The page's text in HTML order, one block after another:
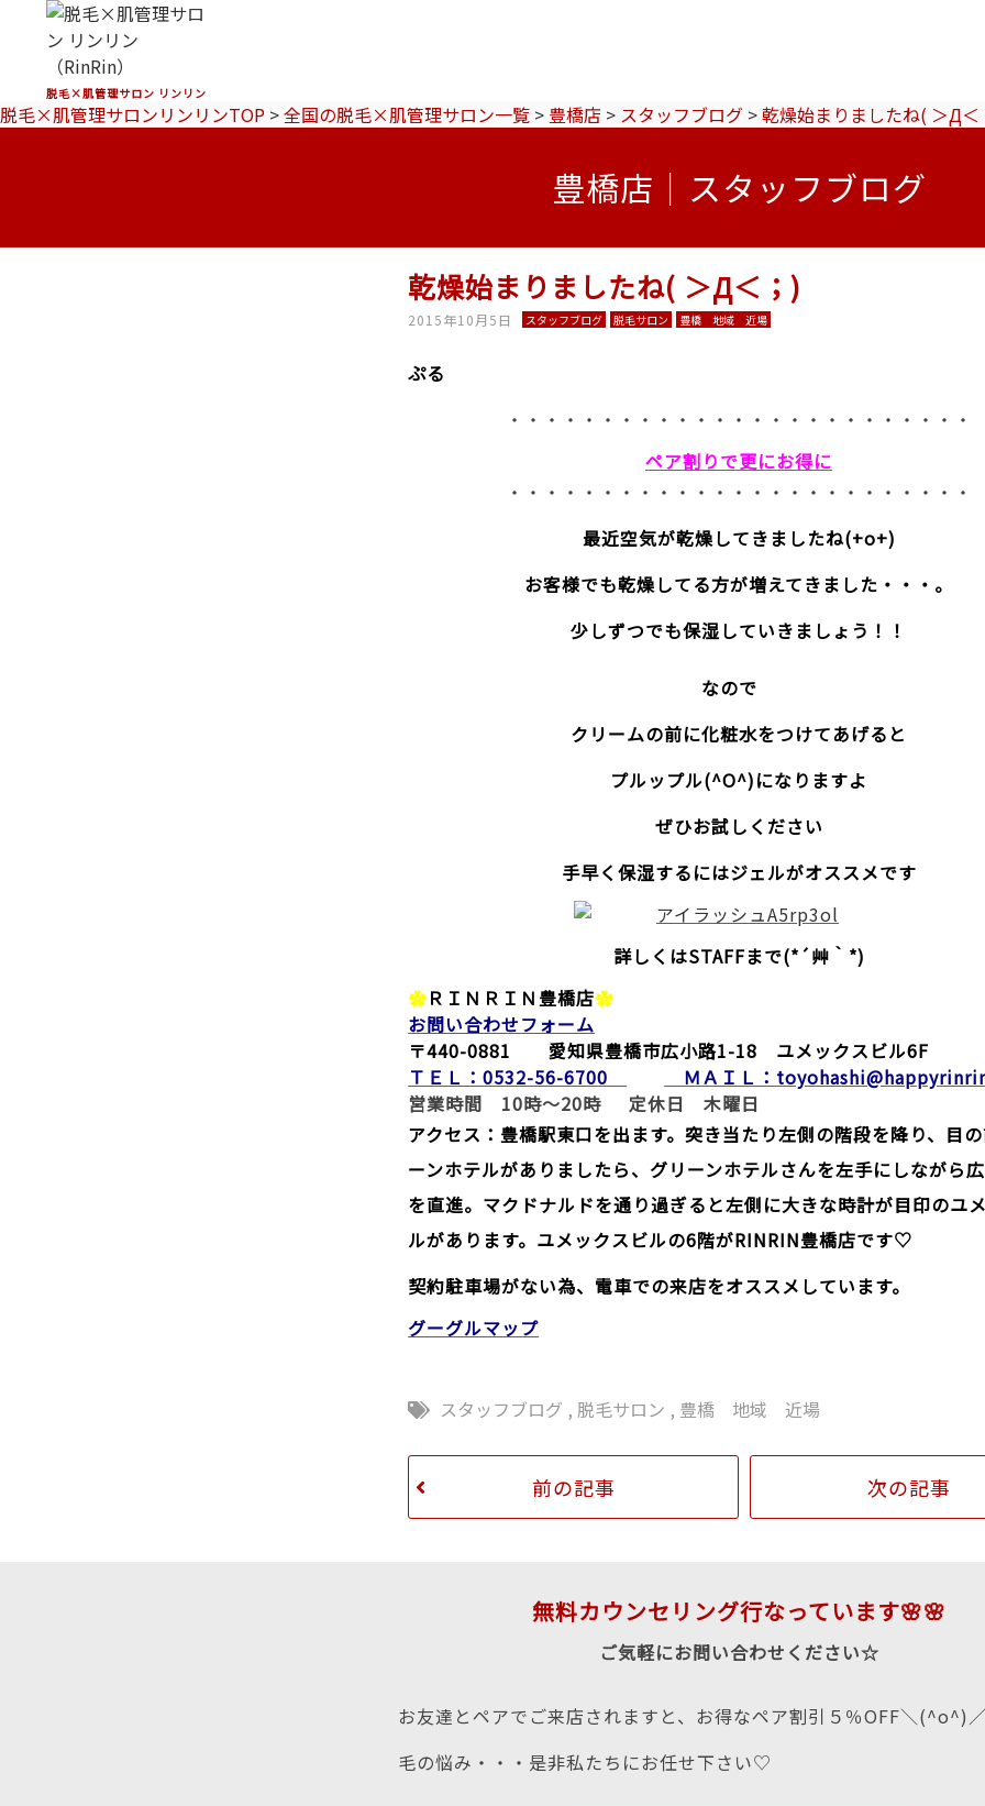
脱毛×肌管理サロン リンリン
脱毛×肌管理サロンリンリンTOP >全国の脱毛×肌管理サロン一覧 > 豊橋店 > スタッフブログ >乾燥始まりましたね( ＞Д＜
豊橋店｜スタッフブログ
乾燥始まりましたね( ＞Д＜；)
2015年10月5日 スタッフブログ 脱毛サロン 豊橋 地域 近場
ぷる
・・・・・・・・・・・・・・・・・・・・・・・・・
ペア割りで更にお得に
・・・・・・・・・・・・・・・・・・・・・・・・・
最近空気が乾燥してきましたね(+o+)
お客様でも乾燥してる方が増えてきました・・・。
少しずつでも保湿していきましょう！！
なので
クリームの前に化粧水をつけてあげると
プルップル(^O^)になりますよ
ぜひお試しください
手早く保湿するにはジェルがオススメです
詳しくはSTAFFまで(*´艸｀*)
✿ＲＩＮＲＩＮ豊橋店✿
お問い合わせフォーム
〒440-0881 愛知県豊橋市広小路1-18 ユメックスビル6F
ＴＥＬ：0532-56-6700
ＭＡＩＬ：
営業時間 10時～20時 定休日 木曜日
アクセス：豊橋駅東口を出ます。突き当たり左側の階段を降り、目
ーンホテルがありましたら、グリーンホテルさんを左手にしながら
を直進。マクドナルドを通り過ぎると左側に大きな時計が目印のユ
ルがあります。ユメックスビルの6階がRINRIN豊橋店です♡
契約駐車場がない為、電車での来店をオススメしています。
グーグルマップ
スタッフブログ , 脱毛サロン , 豊橋 地域 近場
前の記事 次の記事
無料カウンセリング行なっています🌸🌸
ご気軽にお問い合わせください☆
お友達とペアでご来店されますと、お得なペア割引５％OFF＼(^o^)
毛の悩み・・・是非私たちにお任せ下さい♡